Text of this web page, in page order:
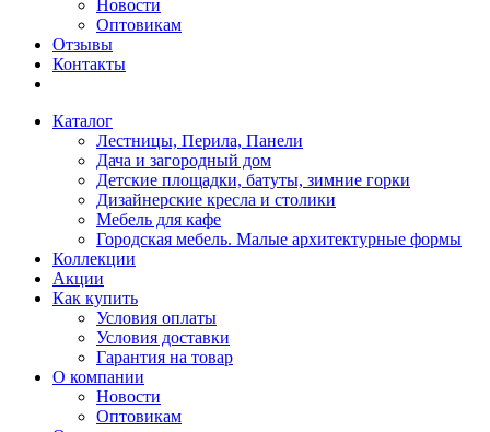
Новости
Оптовикам
Отзывы
Контакты
Каталог
Лестницы, Перила, Панели
Дача и загородный дом
Детские площадки, батуты, зимние горки
Дизайнерские кресла и столики
Мебель для кафе
Городская мебель. Малые архитектурные формы
Коллекции
Акции
Как купить
Условия оплаты
Условия доставки
Гарантия на товар
О компании
Новости
Оптовикам